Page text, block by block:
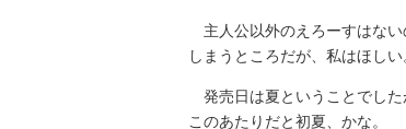
主人公以外のえろーすはな
しまうところだが、私はほしい
発売日は夏ということでした
このあたりだと初夏、かな。